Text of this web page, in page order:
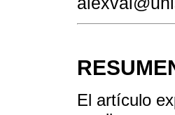
El artículo